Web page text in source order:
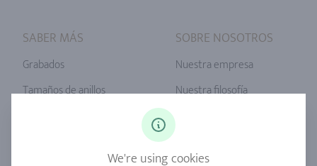
SABER MÁS
Grabados
Tamaños de anillos
SOBRE NOSOTROS
Nuestra empresa
Nuestra filosofía
We're using cookies